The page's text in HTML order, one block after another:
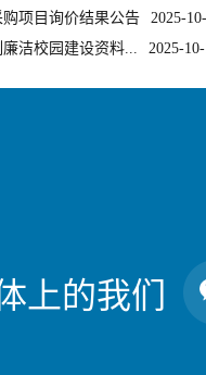
项目询价结果公告
2025-
洁校园建设资料...
2025-
上的我们